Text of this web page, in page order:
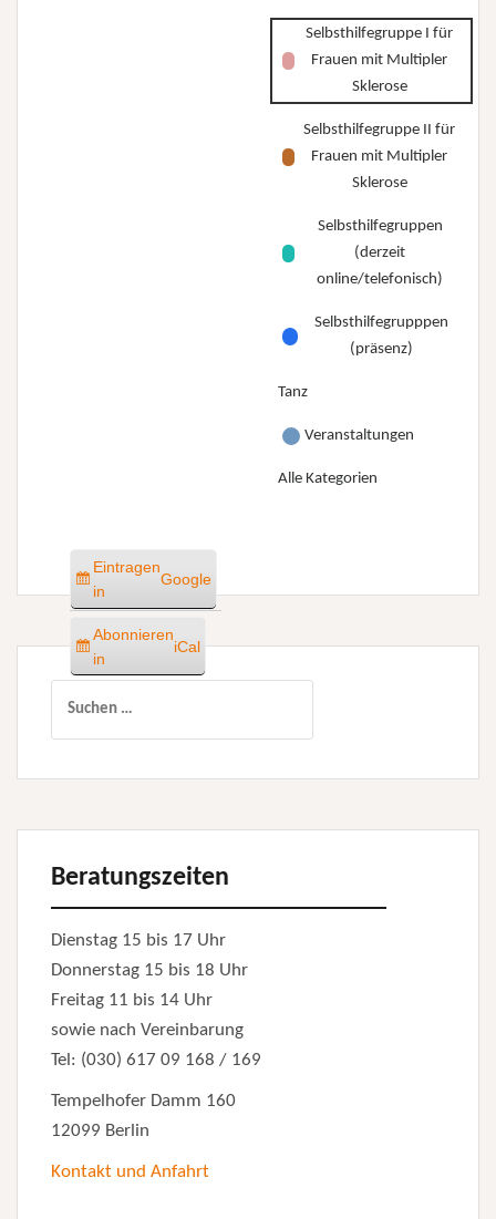
Selbsthilfegruppe I für
Frauen mit Multipler
Sklerose
Selbsthilfegruppe II für
Frauen mit Multipler
Sklerose
Selbsthilfegruppen
(derzeit
online/telefonisch)
Selbsthilfegrupppen
(präsenz)
Tanz
Veranstaltungen
Alle Kategorien
Eintragen
in
Google
Abonnieren
in
iCal
Beratungszeiten
Dienstag 15 bis 17 Uhr
Donnerstag 15 bis 18 Uhr
Freitag 11 bis 14 Uhr
sowie nach Vereinbarung
Tel: (030) 617 09 168 / 169
Tempelhofer Damm 160
12099 Berlin
Kontakt und Anfahrt